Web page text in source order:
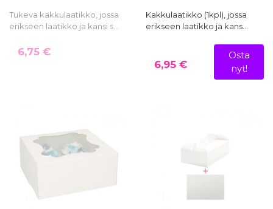
Tukeva kakkulaatikko, jossa
erikseen laatikko ja kansi s…
6,75 €
Kakkulaatikko (1kpl), jossa
erikseen laatikko ja kans…
6,95 €
Osta
nyt!